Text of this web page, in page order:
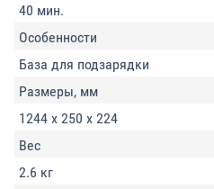
40 мин.
Особенности
База для подзарядки
Размеры, мм
1244 x 250 x 224
Вес
2.6 кг